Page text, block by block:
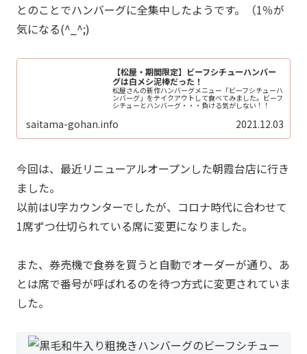
とのことでハンバーグに全集中したようです。（1％が
気になる(^_^;)
【松屋・期間限定】ビーフシチューハンバー
グは白メシ泥棒だった！
松屋さんの新作ハンバーグメニュー「ビーフシチューハ
ンバーグ」をテイクアウトして食べてみました。ビーフ
シチューとハンバーグ・・・負ける気がしない！！
saitama-gohan.info 2021.12.03
今回は、最近リニューアルオープンした朝霞台店に行き
ました。
以前はU字カウンターでしたが、コロナ時代に合わせて
1席ずつ仕切られている席に変更になりました。
また、券売機で食券を買うと自動でオーダーが通り、あ
とは席で番号が呼ばれるのを待つ方式に変更されていま
した。